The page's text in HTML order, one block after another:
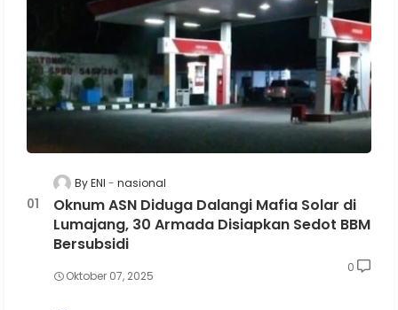
By ENI nasional
Oknum ASN Diduga Dalangi Mafia Solar di
Lumajang, 30 Armada Disiapkan Sedot BBM
Bersubsidi
Oktober 07, 2025
0